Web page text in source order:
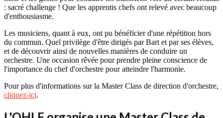
: sacré challenge ! Que les apprentis chefs ont relevé avec beaucoup
d'enthousiasme.
Les musiciens, quant à eux, ont pu bénéficier d'une répétition hors
du commun. Quel privilège d'être dirigés par Bart et par ses élèves,
et de découvrir ainsi de nouvelles manières de conduire un
orchestre. Une occasion rêvée pour prendre pleine conscience de
l'importance du chef d'orchestre pour atteindre l'harmonie.
Pour plus d'informations sur la Master Class de direction d'orchestre,
cliquez-ici.